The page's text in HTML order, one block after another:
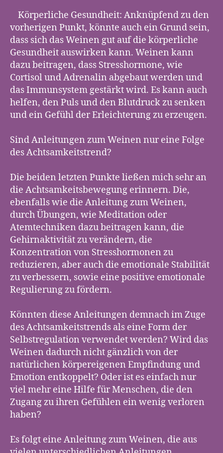
Körperliche Gesundheit: Anknüpfend zu den
vorherigen Punkt, könnte auch ein Grund sein,
dass sich das Weinen gut auf die körperliche
Gesundheit auswirken kann. Weinen kann
dazu beitragen, dass Stresshormone, wie
Cortisol und Adrenalin abgebaut werden und
das Immunsystem gestärkt wird. Es kann auch
helfen, den Puls und den Blutdruck zu senken
und ein Gefühl der Erleichterung zu erzeugen.
Sind Anleitungen zum Weinen nur eine Folge
des Achtsamkeitstrend?
Die beiden letzten Punkte ließen mich sehr an
die Achtsamkeitsbewegung erinnern. Die,
ebenfalls wie die Anleitung zum Weinen,
durch Übungen, wie Meditation oder
Atemtechniken dazu beitragen kann, die
Gehirnaktivität zu verändern, die
Konzentration von Stresshormonen zu
reduzieren, aber auch die emotionale Stabilität
zu verbessern, sowie eine positive emotionale
Regulierung zu fördern.
Könnten diese Anleitungen demnach im Zuge
des Achtsamkeitstrends als eine Form der
Selbstregulation verwendet werden? Wird das
Weinen dadurch nicht gänzlich von der
natürlichen körpereigenen Empfindung und
Emotion entkoppelt? Oder ist es einfach nur
viel mehr eine Hilfe für Menschen, die den
Zugang zu ihren Gefühlen ein wenig verloren
haben?
Es folgt eine Anleitung zum Weinen, die aus